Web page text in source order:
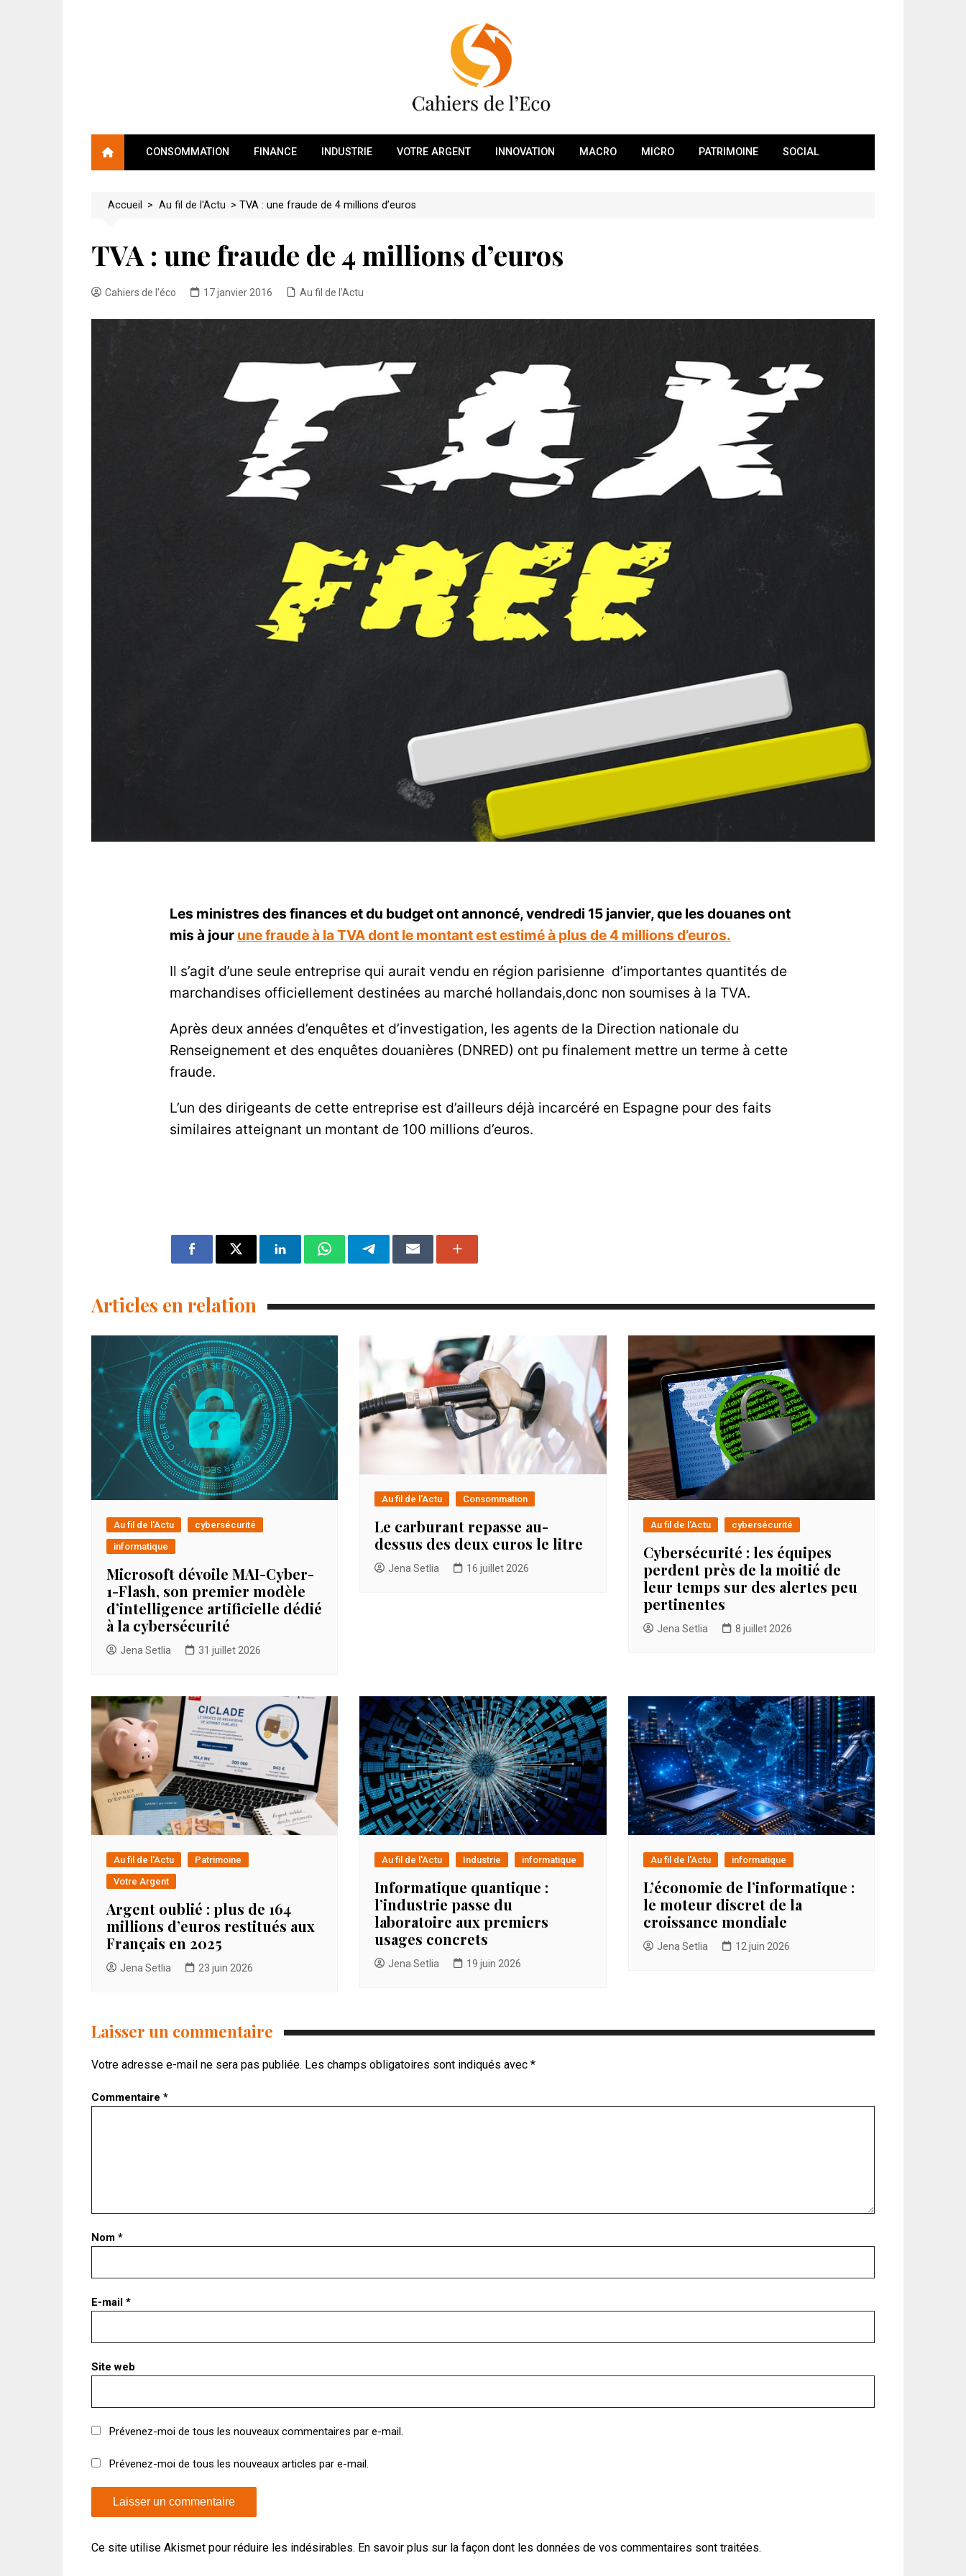
CONSOMMATION FINANCE INDUSTRIE VOTRE ARGENT INNOVATION MACRO MICRO PATRIMOINE SOCIAL
Accueil > Au fil de l'Actu > TVA : une fraude de 4 millions d’euros
TVA : une fraude de 4 millions d’euros
Cahiers de l'éco 17 janvier 2016 Au fil de l'Actu
Les ministres des finances et du budget ont annoncé, vendredi 15 janvier, que les douanes ont
mis à jour une fraude à la TVA dont le montant est estimé à plus de 4 millions d’euros.
Il s’agit d’une seule entreprise qui aurait vendu en région parisienne d’importantes quantités de
marchandises officiellement destinées au marché hollandais,donc non soumises à la TVA.
Après deux années d’enquêtes et d’investigation, les agents de la Direction nationale du
Renseignement et des enquêtes douanières (DNRED) ont pu finalement mettre un terme à cette
fraude.
L’un des dirigeants de cette entreprise est d’ailleurs déjà incarcéré en Espagne pour des faits
similaires atteignant un montant de 100 millions d’euros.
Articles en relation
Au fil de l'Actu
cybersécurité
informatique
Microsoft dévoile MAI-Cyber-
1-Flash, son premier modèle
d’intelligence artificielle dédié
à la cybersécurité
Jena Setlia 31 juillet 2026
Au fil de l'Actu Consommation
Le carburant repasse au-
dessus des deux euros le litre
Jena Setlia 16 juillet 2026
Au fil de l'Actu cybersécurité
Cybersécurité : les équipes
perdent près de la moitié de
leur temps sur des alertes peu
pertinentes
Jena Setlia 8 juillet 2026
Au fil de l'Actu
Patrimoine
Votre Argent
Argent oublié : plus de 164
millions d’euros restitués aux
Français en 2025
Jena Setlia 23 juin 2026
Au fil de l'Actu Industrie informatique
Informatique quantique :
l’industrie passe du
laboratoire aux premiers
usages concrets
Jena Setlia 19 juin 2026
Au fil de l'Actu informatique
L’économie de l’informatique :
le moteur discret de la
croissance mondiale
Jena Setlia 12 juin 2026
Laisser un commentaire
Votre adresse e-mail ne sera pas publiée. Les champs obligatoires sont indiqués avec *
Commentaire *
Nom *
E-mail *
Site web
Prévenez-moi de tous les nouveaux commentaires par e-mail.
Prévenez-moi de tous les nouveaux articles par e-mail.
Ce site utilise Akismet pour réduire les indésirables. En savoir plus sur la façon dont les données de vos commentaires sont traitées.